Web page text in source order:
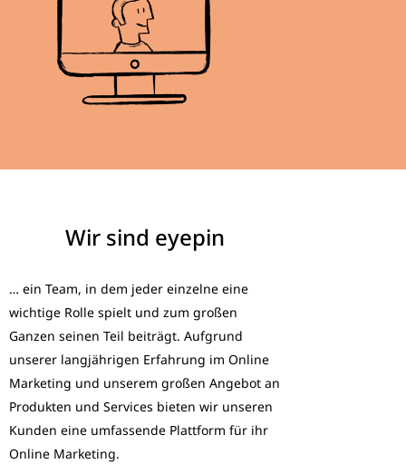
Wir sind eyepin
… ein Team, in dem jeder einzelne eine
wichtige Rolle spielt und zum großen
Ganzen seinen Teil beiträgt. Aufgrund
unserer langjährigen Erfahrung im Online
Marketing und unserem großen Angebot an
Produkten und Services bieten wir unseren
Kunden eine umfassende Plattform für ihr
Online Marketing.